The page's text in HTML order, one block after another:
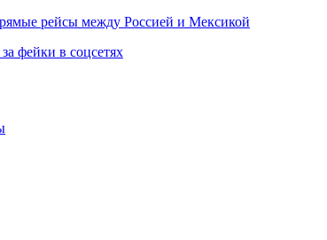
рейсы между Россией и Мексикой
фейки в соцсетях